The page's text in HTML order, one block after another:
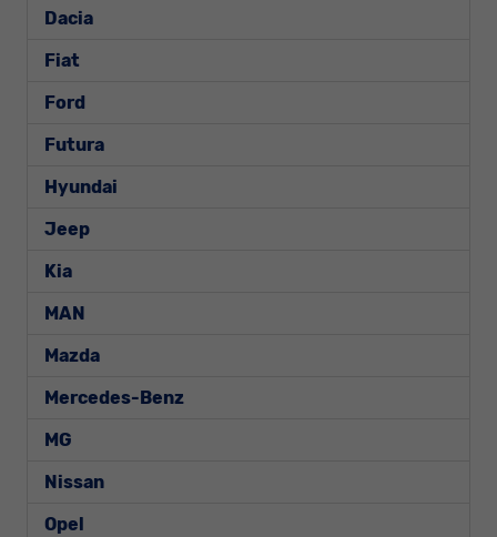
Dacia
Fiat
Ford
Futura
Hyundai
Jeep
Kia
MAN
Mazda
Mercedes-Benz
MG
Nissan
Opel